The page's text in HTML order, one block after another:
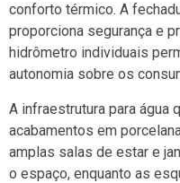
conforto térmico. A
proporciona segurança e
hidrômetro individuais
autonomia sobre os
A infraestrutura para água
acabamentos em
amplas salas de estar e
o espaço, enquanto as